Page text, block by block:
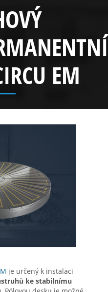
EM
je určený k instalaci
ke stabilnímu